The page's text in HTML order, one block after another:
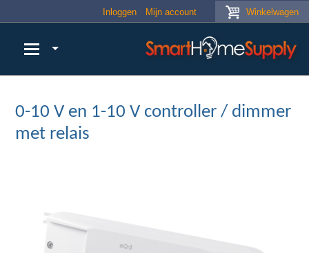
Winkelwagen
Inloggen Mijn account
0-10 V en 1-10 V controller / dimmer
met relais